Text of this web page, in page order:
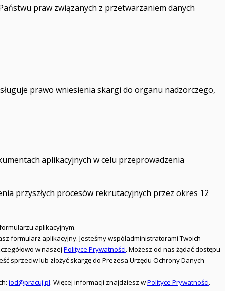
praw związanych z przetwarzaniem danych
prawo wniesienia skargi do organu nadzorczego,
aplikacyjnych w celu przeprowadzenia
przyszłych procesów rekrutacyjnych przez okres 12
aplikacyjnym.
formularz aplikacyjny. Jesteśmy współadministratorami Twoich
w naszej Polityce Prywatności. Możesz od nas żądać dostępu
sprzeciw lub złożyć skargę do Prezesa Urzędu Ochrony Danych
iod@pracuj.pl. Więcej informacji znajdziesz wPolityce Prywatności.